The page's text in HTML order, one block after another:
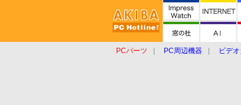
PCパーツ PC周辺機器 ビデ